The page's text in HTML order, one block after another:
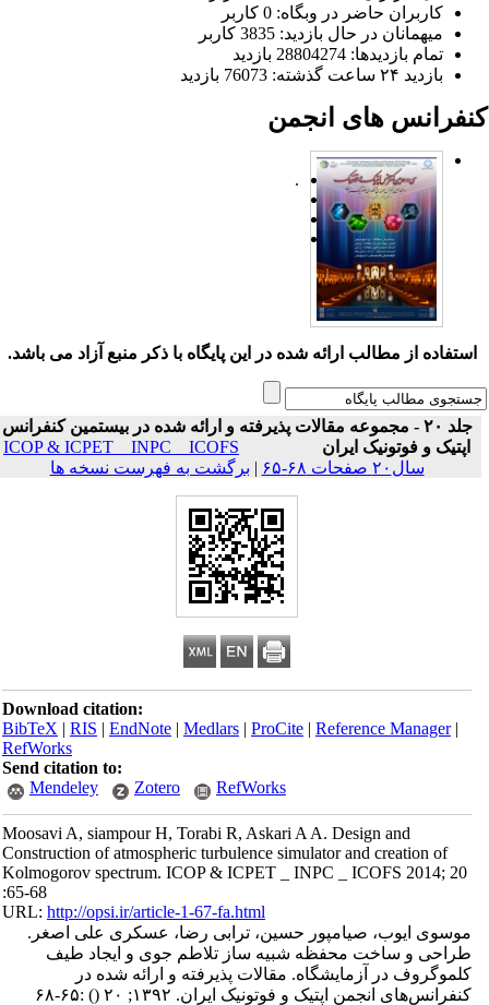
کاربران حاضر در وبگاه: 0 کاربر
میهمانان در حال بازدید: 3835 کاربر
تمام بازدید‌ها: 28804274 بازدید
بازدید ۲۴ ساعت گذشته: 76073 بازدید
های انجمن
.
استفاده از مطالب ارائه شده در این پایگاه با ذکر منبع آزاد می باشد.
جلد ۲۰ - مجموعه مقالات پذیرفته و ارائه شده در بیستمین کنفرانس
اپتیک و فوتونیک ایران
ICOP & ICPET _ INPC _ ICOFS
سال۲۰ صفحات ۶۸-۶۵
| برگشت به فهرست نسخه ها
Download citation:
BibTeX|RIS|EndNote|Medlars|ProCite|Reference Manager
RefWorks
Send citation to:
Mendeley
Zotero RefWorks
Moosavi A, siampour H, Torabi R, Askari A A. Design and
Construction of atmospheric turbulence simulator and creation of
Kolmogorov spectrum. ICOP & ICPET _ INPC _ ICOFS 2014; 20
:65-68
URL:http://opsi.ir/article-1-67-fa.html
موسوی ایوب، صیامپور حسین، ترابی رضا، عسکری علی اصغر.
طراحی و ساخت محفظه شبیه ساز تلاطم جوی و ایجاد طیف
کلموگروف در آزمایشگاه. مقالات پذیرفته و ارائه شده در
کنفرانس‌های انجمن اپتیک و فوتونیک ایران. ۱۳۹۲; ۲۰
() :۶۵-۶۸